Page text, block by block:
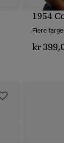
1954
Flere
kr